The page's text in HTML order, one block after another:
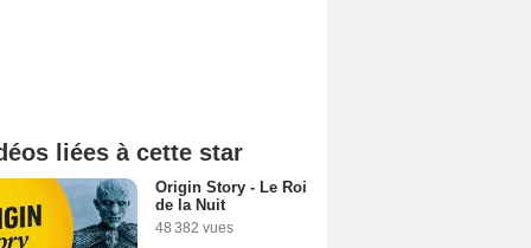
liées à cette star
Origin Story - Le Roi
de la Nuit
48 382 vues